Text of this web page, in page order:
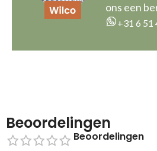
ons een
+31 6 51
Beoordelingen
Beoordelingen